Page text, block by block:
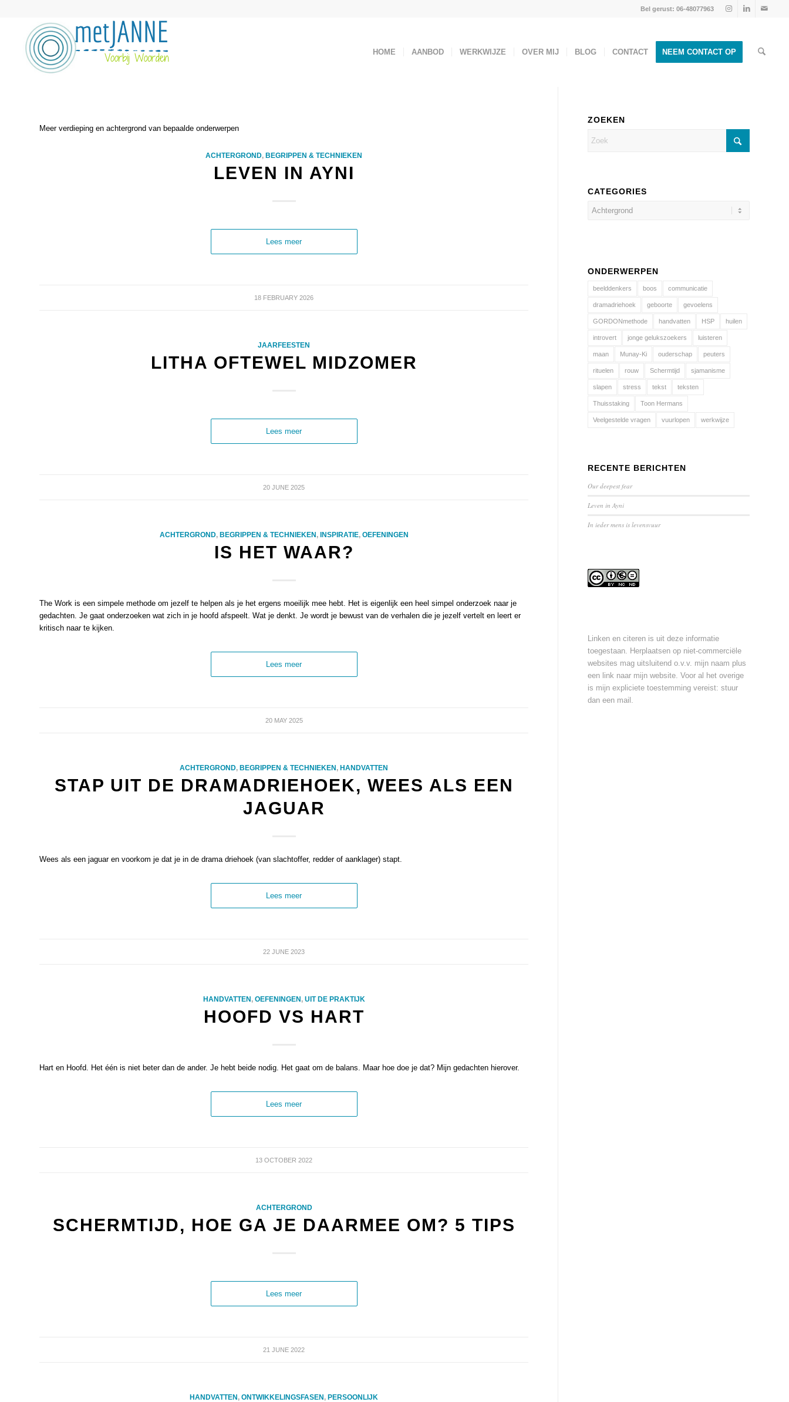
Bel gerust: 06-48077963
HOME AANBOD WERKWIJZE OVER MIJ BLOG CONTACT NEEM CONTACT OP
Meer verdieping en achtergrond van bepaalde onderwerpen
ACHTERGROND,BEGRIPPEN & TECHNIEKEN
LEVEN IN AYNI
Lees meer
18 FEBRUARY 2026
JAARFEESTEN
LITHA OFTEWEL MIDZOMER
Lees meer
20 JUNE 2025
ACHTERGROND, BEGRIPPEN & TECHNIEKEN, INSPIRATIE, OEFENINGEN
IS HET WAAR?
The Work is een simpele methode om jezelf te helpen als je het ergens moeilijk mee hebt. Het is eigenlijk een heel simpel onderzoek naar je
gedachten. Je gaat onderzoeken wat zich in je hoofd afspeelt. Wat je denkt. Je wordt je bewust van de verhalen die je jezelf vertelt en leert er
kritisch naar te kijken.
Lees meer
20 MAY 2025
ACHTERGROND, BEGRIPPEN & TECHNIEKEN , HANDVATTEN
STAP UIT DE DRAMADRIEHOEK, WEES ALS EEN
JAGUAR
Wees als een jaguar en voorkom je dat je in de drama driehoek (van slachtoffer, redder of aanklager) stapt.
Lees meer
22 JUNE 2023
HANDVATTEN , OEFENINGEN , UIT DE PRAKTIJK
HOOFD VS HART
Hart en Hoofd. Het één is niet beter dan de ander. Je hebt beide nodig. Het gaat om de balans. Maar hoe doe je dat? Mijn gedachten hierover.
Lees meer
13 OCTOBER 2022
ACHTERGROND
SCHERMTIJD, HOE GA JE DAARMEE OM? 5 TIPS
Lees meer
21 JUNE 2022
HANDVATTEN ,ONTWIKKELINGSFASEN , PERSOONLIJK
ZOEKEN
CATEGORIES
ONDERWERPEN
beelddenkers boos communicatie
dramadriehoek geboorte gevoelens
GORDONmethode handvatten HSP huilen
introvert jonge gelukszoekers luisteren
maan Munay-Ki ouderschap peuters
rituelen rouw Schermtijd sjamanisme
slapen stress tekst teksten
Thuisstaking Toon Hermans
Veelgestelde vragen vuurlopen werkwijze
RECENTE BERICHTEN
Our deepest fear
Leven in Ayni
In ieder mens is levensvuur
Linken en citeren is uit deze informatie
toegestaan. Herplaatsen op niet-commerciële
websites mag uitsluitend o.v.v. mijn naam plus
een link naar mijn website. Voor al het overige
is mijn expliciete toestemming vereist: stuur
dan een mail .